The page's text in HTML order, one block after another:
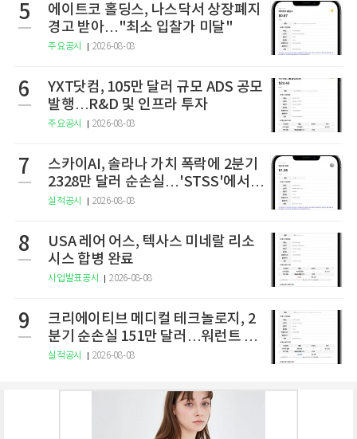
5
에이트코 홀딩스, 나스닥서 상장폐지
경고 받아…"최소 입찰가 미달"
주요공시 2026-08-08
6
YXT닷컴, 105만 달러 규모 ADS 공모
발행…R&D 및 인프라 투자
주요공시 2026-08-08
7
스카이AI, 솔라나 가치 폭락에 2분기
2328만 달러 순손실…'STSS'에서
사명·티커 변경 완료
실적공시 2026-08-08
8
USA 레어 어스, 텍사스 미네랄 리소
시스 합병 완료
사업발표공시 2026-08-08
9
크리에이티브 메디컬 테크놀로지, 2
분기 순손실 151만 달러…워런트 행
사로 446만 달러 조달
실적공시 2026-08-08